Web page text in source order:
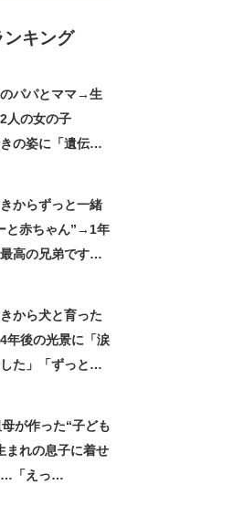
ンキング
パパとママ→生
人の女の子
姿に「遺伝っ
からずっと一緒
と赤ちゃん”→1年
高の兄弟です
から犬と育った
年後の光景に「涙
た」「ずっと見
が作った“子ども
まれの息子に着せ
「えっ